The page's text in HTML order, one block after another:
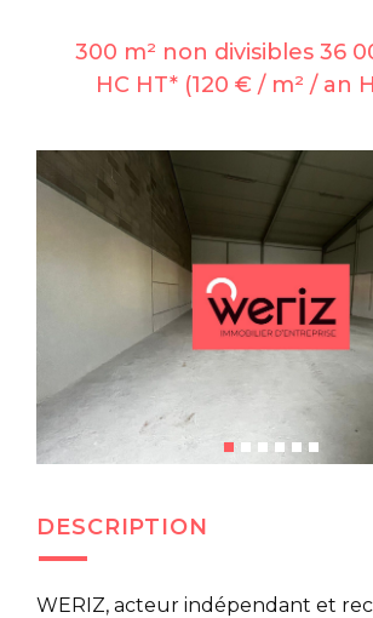
300 m² non divisibles 36
HC HT* (120 € / m² / an
DESCRIPTION
WERIZ, acteur indépendant et